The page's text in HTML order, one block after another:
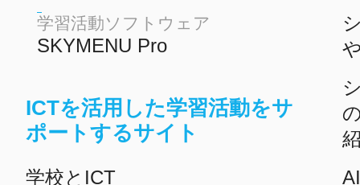
学習活動ソフトウェア
SKYMENU Pro
ICTを活用した学習活動をサ
ポートするサイト
学校とICT